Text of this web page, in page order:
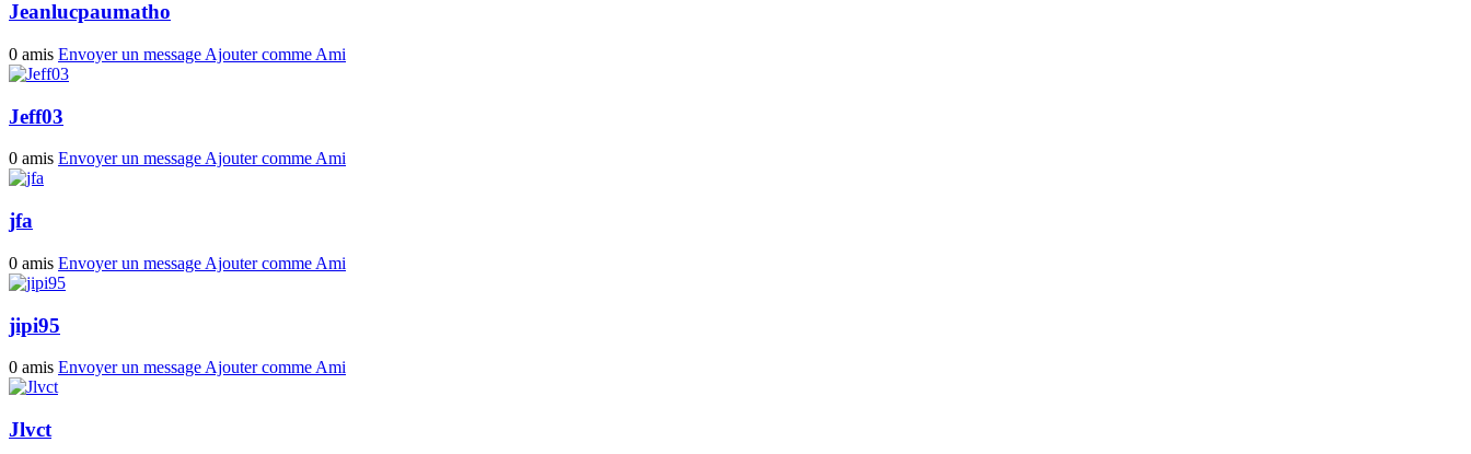
Jeanlucpaumatho
0 amis Envoyer un message Ajouter comme Ami
Jeff03
0 amis Envoyer un messageAjouter comme Ami
jfa
0 amis Envoyer un message Ajouter comme Ami
jipi95
0 amis Envoyer un message Ajouter comme Ami
Jlvct